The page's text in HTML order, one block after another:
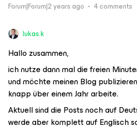
Forum|Forum|2 years ago 4 comments
lukas.k
Hallo zusammen,
ich nutze dann mal die freien
und möchte meinen Blog
knapp über einem Jahr arbeite.
Aktuell sind die Posts noch auf
werde aber komplett auf Englisch